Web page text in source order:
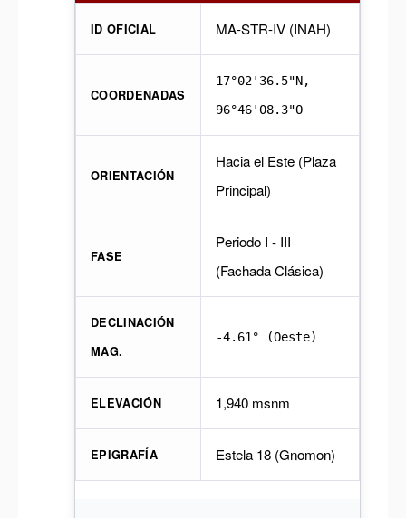
ID OFICIAL MA-STR-IV (INAH)
COORDENADAS
17°02'36.5"N,
96°46'08.3"O
ORIENTACIÓN
Hacia el Este (Plaza
Principal)
FASE
Periodo I - III
(Fachada Clásica)
DECLINACIÓN
MAG.
-4.61° (Oeste)
ELEVACIÓN 1,940 msnm
EPIGRAFÍA Estela 18 (Gnomon)